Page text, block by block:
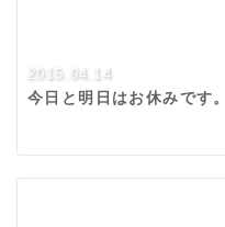
2015.04.14
今日と明日はお休みです。